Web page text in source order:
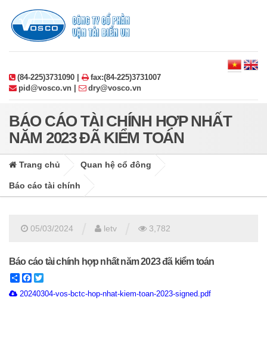
(84-225)3731090 |
fax:(84-225)3731007
pid@vosco.vn |
dry@vosco.vn
BÁO CÁO TÀI CHÍNH HỢP NHẤT
NĂM 2023 ĐÃ KIỂM TOÁN
Trang chủ Quan hệ cổ đông
Báo cáo tài chính
05/03/2024 letv 3,782
Báo cáo tài chính hợp nhất năm 2023 đã kiểm toán
ShareFacebook
20240304-vos-bctc-hop-nhat-kiem-toan-2023-signed.pdf